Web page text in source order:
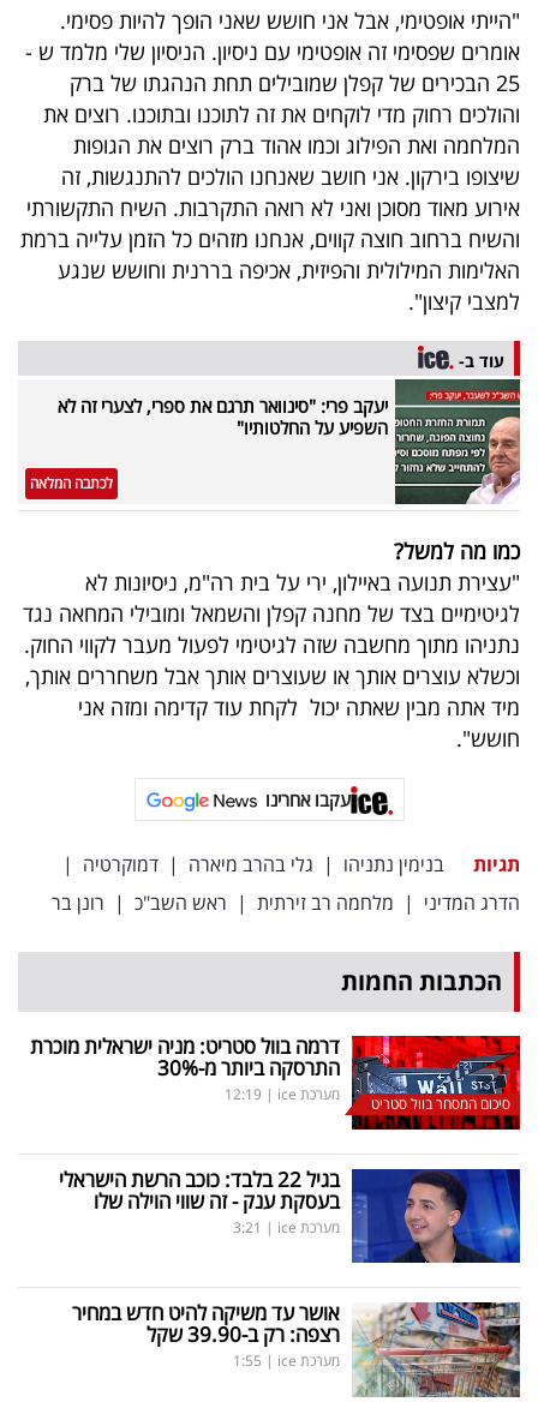
"הייתי אופטימי, אבל אני חושש שאני הופך להיות פסימי.
אומרים שפסימי זה אופטימי עם ניסיון. הניסיון שלי מלמד ש -
25 הבכירים של קפלן שמובילים תחת הנהגתו של ברק
והולכים רחוק מדי לוקחים את זה לתוכנו ובתוכנו. רוצים את
המלחמה ואת הפילוג וכמו אהוד ברק רוצים את הגופות
שיצופו בירקון. אני חושב שאנחנו הולכים להתנגשות, זה
אירוע מאוד מסוכן ואני לא רואה התקרבות. השיח התקשורתי
והשיח ברחוב חוצה קווים, אנחנו מזהים כל הזמן עלייה ברמת
האלימות המילולית והפיזית, אכיפה בררנית וחושש שנגע
למצבי קיצון".
עוד ב-
יעקב פרי: "סינוואר תרגם את ספרי, לצערי זה לא
השפיע על החלטותיו"
לכתבה המלאה
כמו מה למשל?
"עצירת תנועה באיילון, ירי על בית רה"מ, ניסיונות לא
לגיטימיים בצד של מחנה קפלן והשמאל ומובילי המחאה נגד
נתניהו מתוך מחשבה שזה לגיטימי לפעול מעבר לקווי החוק.
וכשלא עוצרים אותך או שעוצרים אותך אבל משחררים אותך,
מיד אתה מבין שאתה יכול לקחת עוד קדימה ומזה אני
חושש".
עקבו אחרינו
תגיות בנימין נתניהו | גלי בהרב מיארה | דמוקרטיה |
הדרג המדיני | מלחמה רב זירתית | ראש השב"כ | רונן בר
הכתבות החמות
סיכום המסחר בוול סטריט
דרמה בוול סטריט: מניה ישראלית מוכרת
התרסקה ביותר מ-30%
מערכת ice |
12:19
בגיל 22 בלבד: כוכב הרשת הישראלי
בעסקת ענק - זה שווי הוילה שלו
מערכת ice |
3:21
אושר עד משיקה להיט חדש במחיר
רצפה: רק ב-39.90 שקל
מערכת ice |
1:55